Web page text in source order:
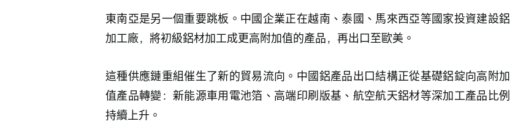
東南亞是另一個重要跳板。中國企業正在越南、泰國、馬來西亞等國家投資建設鋁
加工廠，將初級鋁材加工成更高附加值的產品，再出口至歐美。
這種供應鏈重組催生了新的貿易流向。中國鋁產品出口結構正從基礎鋁錠向高附加
值產品轉變：新能源車用電池箔、高端印刷版基、航空航天鋁材等深加工產品比例
持續上升。